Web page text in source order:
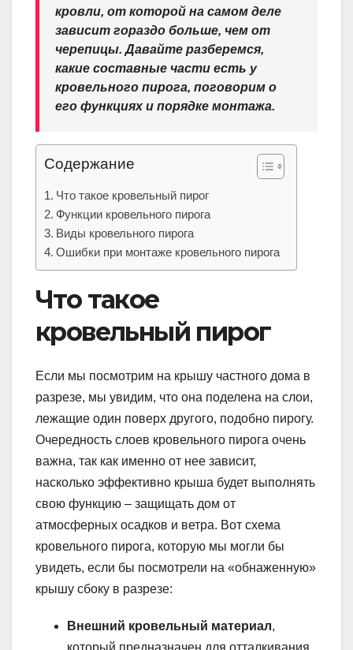
кровли, от которой на самом деле
зависит гораздо больше, чем от
черепицы. Давайте разберемся,
какие составные части есть у
кровельного пирога, поговорим о
его функциях и порядке монтажа.
Содержание
Что такое кровельный пирог
Функции кровельного пирога
Виды кровельного пирога
Ошибки при монтаже кровельного пирога
Что такое
кровельный пирог
Если мы посмотрим на крышу частного дома в
разрезе, мы увидим, что она поделена на слои,
лежащие один поверх другого, подобно пирогу.
Очередность слоев кровельного пирога очень
важна, так как именно от нее зависит,
насколько эффективно крыша будет выполнять
свою функцию – защищать дом от
атмосферных осадков и ветра. Вот схема
кровельного пирога, которую мы могли бы
увидеть, если бы посмотрели на «обнаженную»
крышу сбоку в разрезе:
Внешний кровельный материал,
который предназначен для отталкивания